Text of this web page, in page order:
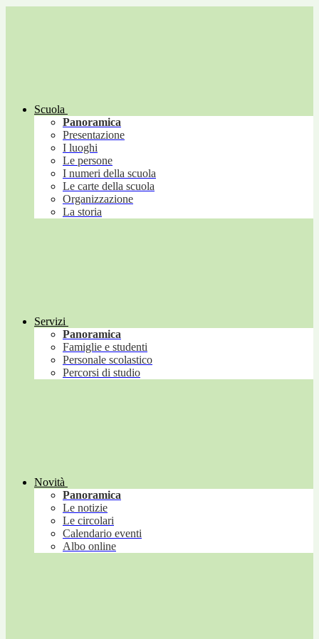
Scuola
Panoramica
Presentazione
I luoghi
Le persone
I numeri della scuola
Le carte della scuola
Organizzazione
La storia
Servizi
Panoramica
Famiglie e studenti
Personale scolastico
Percorsi di studio
Novità
Panoramica
Le notizie
Le circolari
Calendario eventi
Albo online